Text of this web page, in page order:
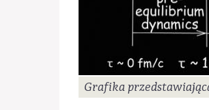
Grafika